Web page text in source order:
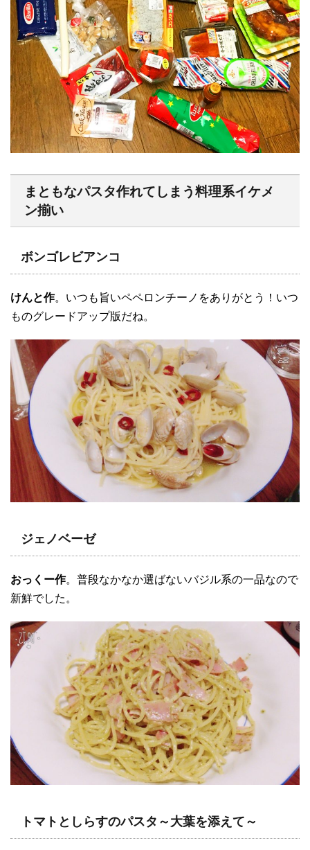
まともなパスタ作れてしまう料理系イケメ
ン揃い
ボンゴレビアンコ
けんと作。いつも旨いペペロンチーノをありがとう！いつ
ものグレードアップ版だね。
ジェノベーゼ
おっくー作。普段なかなか選ばないバジル系の一品なので
新鮮でした。
トマトとしらすのパスタ～大葉を添えて～